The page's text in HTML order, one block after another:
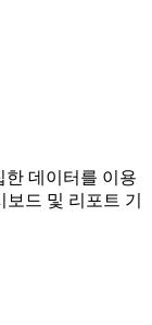
한 데이터를 이용
드 및 리포트 기